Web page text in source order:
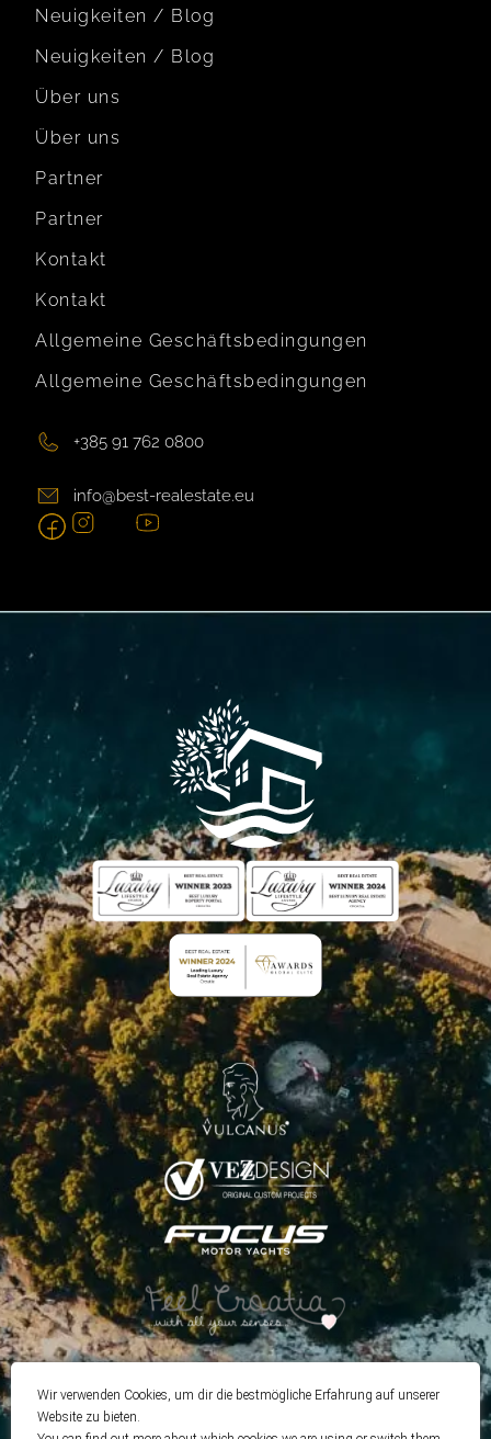
Neuigkeiten / Blog
Neuigkeiten / Blog
Über uns
Über uns
Partner
Partner
Kontakt
Kontakt
Allgemeine Geschäftsbedingungen
Allgemeine Geschäftsbedingungen
+385 91 762 0800
info@best-realestate.eu
Wir verwenden Cookies, um dir die bestmögliche Erfahrung auf unserer
Website zu bieten.